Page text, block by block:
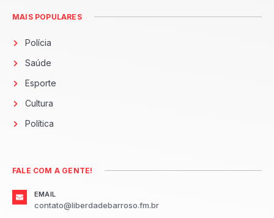
MAIS POPULARES
Polícia
Saúde
Esporte
Cultura
Política
FALE COM A GENTE!
EMAIL
contato@liberdadebarroso.fm.br